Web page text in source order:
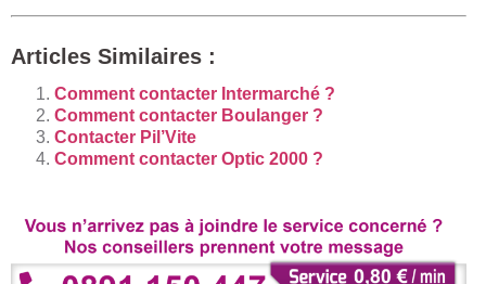
Articles Similaires :
Comment contacter Intermarché ?
Comment contacter Boulanger ?
Contacter Pil’Vite
Comment contacter Optic 2000 ?